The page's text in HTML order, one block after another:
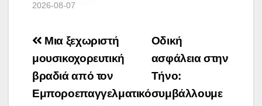
2026-08-07
Πλοήγηση
άρθρων
Οδική
ασφάλεια στην
Τήνο:
συμβάλλουμε
Μια ξεχωριστή
μουσικοχορευτική
βραδιά από τον
Εμποροεπαγγελματικό